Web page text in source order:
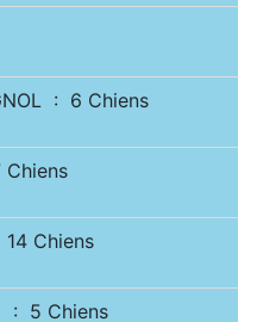
: 6 Chiens
Chiens
Chiens
: 5 Chiens